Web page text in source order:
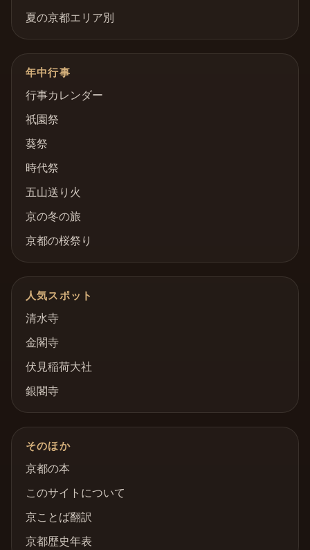
夏の京都エリア別
年中行事
行事カレンダー
祇園祭
葵祭
時代祭
五山送り火
京の冬の旅
京都の桜祭り
人気スポット
清水寺
金閣寺
伏見稲荷大社
銀閣寺
そのほか
京都の本
このサイトについて
京ことば翻訳
京都歴史年表